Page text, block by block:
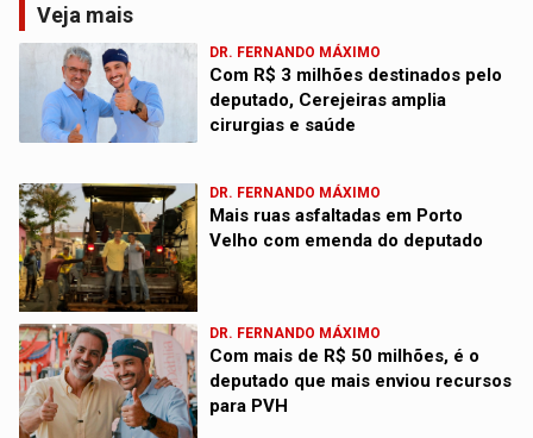
Veja mais
DR. FERNANDO MÁXIMO
Com R$ 3 milhões destinados pelo
deputado, Cerejeiras amplia
cirurgias e saúde
DR. FERNANDO MÁXIMO
Mais ruas asfaltadas em Porto
Velho com emenda do deputado
DR. FERNANDO MÁXIMO
Com mais de R$ 50 milhões, é o
deputado que mais enviou recursos
para PVH